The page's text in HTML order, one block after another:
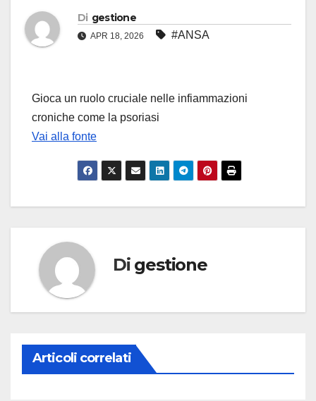
Di gestione
APR 18, 2026 #ANSA
Gioca un ruolo cruciale nelle infiammazioni
croniche come la psoriasi
Vai alla fonte
Di gestione
Articoli correlati